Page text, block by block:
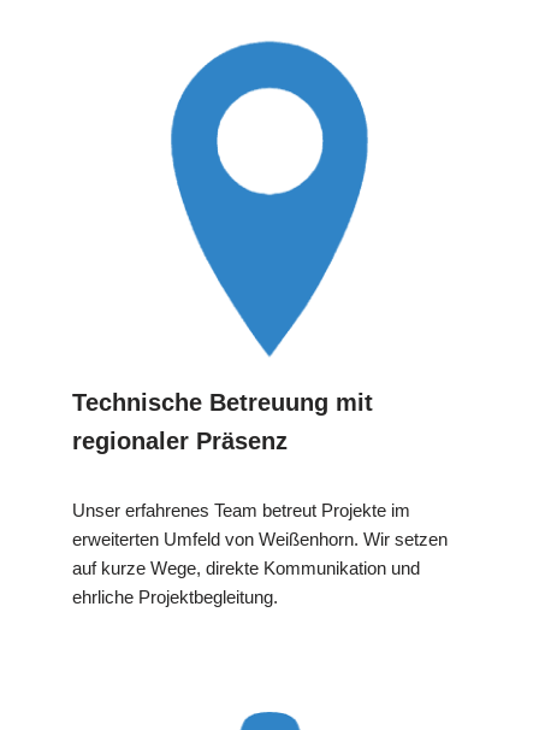
Technische Betreuung mit
regionaler Präsenz
Unser erfahrenes Team betreut Projekte im
erweiterten Umfeld von Weißenhorn. Wir setzen
auf kurze Wege, direkte Kommunikation und
ehrliche Projektbegleitung.